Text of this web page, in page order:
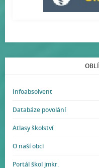
Infoabsolvent
Databáze povolání
Atlasy školství
O naší obci
Portál škol jmkr.